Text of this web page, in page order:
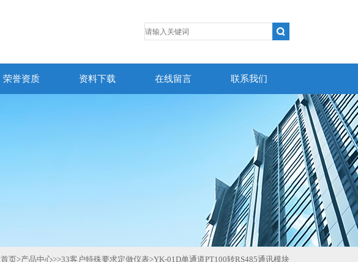
荣誉资质 资料下载 在线留言 联系我们
首页>产品中心>>33客户特殊要求定做仪表>YK-01D单通道PT100转RS485通讯模块